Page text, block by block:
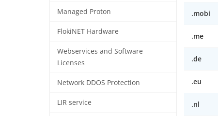
Managed Proton
FlokiNET Hardware
Webservices and Software
Licenses
Network DDOS Protection
LIR service
.mobi
.me
.de
.eu
.nl